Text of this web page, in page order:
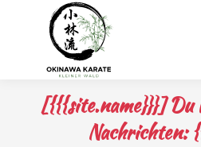
[{{{site.name}}}] Du
Nachrichten: